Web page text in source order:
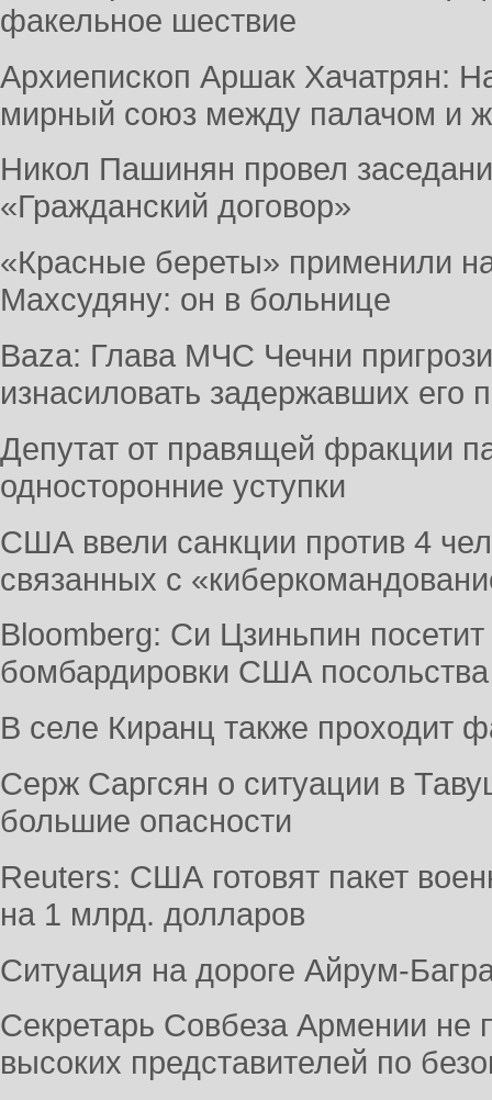
факельное шествие
Архиепископ Аршак Хачатрян:
мирный союз между палачом и
Никол Пашинян провел
«Гражданский договор»
«Красные береты» применили
Махсудяну: он в больнице
Baza: Глава МЧС Чечни
изнасиловать задержавших его
Депутат от правящей фракции
односторонние уступки
США ввели санкции против 4
связанных с
Bloomberg: Си Цзиньпин
бомбардировки США
В селе Киранц также проходит
Серж Саргсян о ситуации в
большие опасности
Reuters: США готовят пакет
на 1 млрд. долларов
Ситуация на дороге Айрум-
Секретарь Совбеза Армении не
высоких представителей по